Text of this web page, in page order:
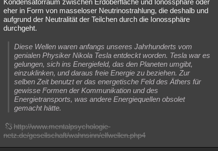
Kondensatorraum zwischen Erdoberfläche und Ionossphäre oder
eher in Form von masseloser Neutrinostrahlung, die deshalb und
aufgrund der Neutralität der Teilchen durch die Ionossphäre
durchgeht.
Diese Wellen waren anfangs unseres Jahrhunderts vom
genialen Physiker Nikola Tesla entdeckt worden. Tesla war es
gelungen, sich ins Energiefeld, das den Planeten umgibt,
einzuklinken, und daraus freie Energie zu beziehen. Zur
selben Zeit benutzt er das energetische Feld des Äthers für
gewisse Formen der Kommunikation und des
Energietransports, was andere Energiequellen obsolet
gemacht hätte.
http://www.mentalpsychologie-
netz.de/gesellschaft/wahnsinn/elfwellen.php4